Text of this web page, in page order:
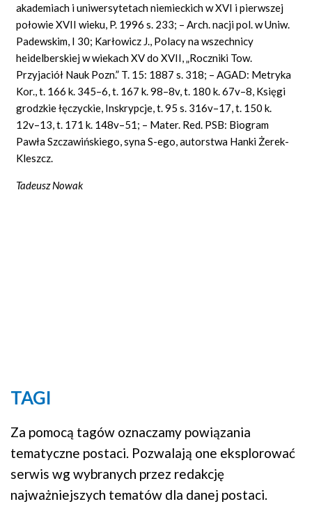
akademiach i uniwersytetach niemieckich w XVI i pierwszej
połowie XVII wieku, P. 1996 s. 233; – Arch. nacji pol. w Uniw.
Padewskim, I 30; Karłowicz J., Polacy na wszechnicy
heidelberskiej w wiekach XV do XVII, „Roczniki Tow.
Przyjaciół Nauk Pozn.” T. 15: 1887 s. 318; – AGAD: Metryka
Kor., t. 166 k. 345–6, t. 167 k. 98–8v, t. 180 k. 67v–8, Księgi
grodzkie łęczyckie, Inskrypcje, t. 95 s. 316v–17, t. 150 k.
12v–13, t. 171 k. 148v–51; – Mater. Red. PSB: Biogram
Pawła Szczawińskiego, syna S-ego, autorstwa Hanki Żerek-
Kleszcz.
Tadeusz Nowak
TAGI
Za pomocą tagów oznaczamy powiązania
tematyczne postaci. Pozwalają one eksplorować
serwis wg wybranych przez redakcję
najważniejszych tematów dla danej postaci.